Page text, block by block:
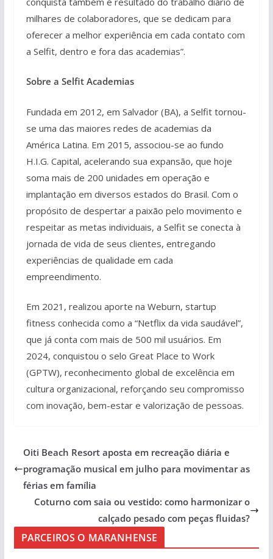
milhares de colaboradores, que se dedicam para
oferecer a melhor experiência em cada contato com
a Selfit, dentro e fora das academias”.
Sobre a Selfit Academias
Fundada em 2012, em Salvador (BA), a Selfit tornou-
se uma das maiores redes de academias da
América Latina. Em 2015, associou-se ao fundo
H.I.G. Capital, acelerando sua expansão, que hoje
soma mais de 200 unidades em operação e
implantação em diversos estados do Brasil. Com o
propósito de despertar a paixão pelo movimento e
respeitar as metas individuais, a Selfit se conecta à
jornada de vida de seus clientes, entregando
experiências de qualidade em cada
empreendimento.
Em 2021, realizou aporte na Weburn, startup
fitness conhecida como a “Netflix da vida saudável”,
que já conta com mais de 500 mil usuários. Em
2024, conquistou o selo Great Place to Work
(GPTW), reconhecimento global de excelência em
cultura organizacional, reforçando seu compromisso
com inovação, bem-estar e valorização de pessoas.
Oiti Beach Resort aposta em recreação diária e
programação musical em julho para movimentar as
férias em família
Coturno com saia ou vestido: como harmonizar o
calçado pesado com peças fluidas?
PARCEIROS O MARANHENSE